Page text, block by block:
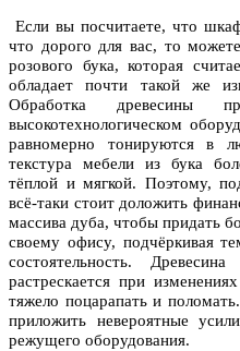
Если вы посчитаете, что
что дорого для вас, то
розового бука, которая
обладает почти такой же
Обработка древесины
высокотехнологическом
равномерно тонируются в
текстура мебели из бука
тёплой и мягкой. Поэтому,
всё-таки стоит доложить
массива дуба, чтобы придать
своему офису, подчёркивая
состоятельность.
растрескается при
тяжело поцарапать и
приложить невероятные
режущего оборудования.